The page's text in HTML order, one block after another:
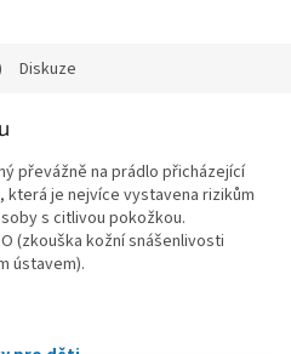
Diskuze
převážně na prádlo přicházející
je nejvíce vystavena rizikům
s citlivou pokožkou.
(zkouška kožní snášenlivosti
ústavem).